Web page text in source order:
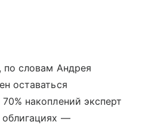
словам Андрея
оставаться
накоплений эксперт
облигациях —